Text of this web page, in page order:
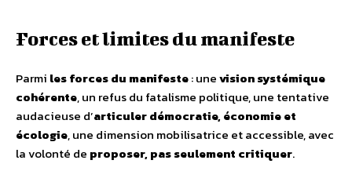
Forces et limites du manifeste
Parmi les forces du manifeste: unevision systémique
cohérente, un refus du fatalisme politique, une tentative
audacieuse d’articuler démocratie, économie et
écologie, une dimension mobilisatrice et accessible, avec
la volonté de proposer, pas seulement critiquer.